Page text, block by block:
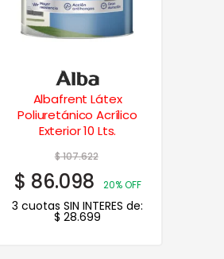
Albafrent Látex
Poliuretánico Acrílico
Exterior 10 Lts.
$107.622
$ 86.098 20% OFF
3 cuotas SIN INTERES de:
$ 28.699